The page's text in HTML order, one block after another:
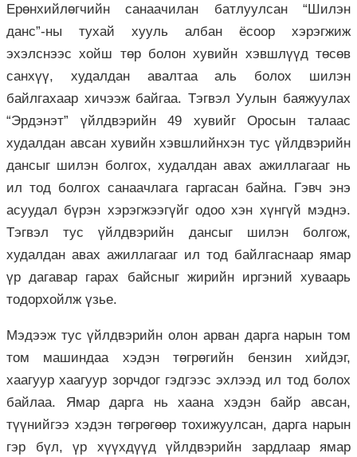
Ерөнхийлөгчийн санаачилан батлуулсан “Шилэн
данс”-ны тухай хууль албан ёсоор хэрэгжиж
эхэлснээс хойш төр болон хувийн хэвшлүүд төсөв
санхүү, худалдан авалтаа аль болох шилэн
байлгахаар хичээж байгаа. Тэгвэл Уулын баяжуулах
“Эрдэнэт” үйлдвэрийн 49 хувийг Оросын талаас
худалдан авсан хувийн хэвшлийнхэн тус үйлдвэрийн
дансыг шилэн болгох, худалдан авах ажиллагааг нь
ил тод болгох санаачлага гаргасан байна. Гэвч энэ
асуудал бүрэн хэрэгжээгүйг одоо хэн хүнгүй мэднэ.
Тэгвэл тус үйлдвэрийн дансыг шилэн болгож,
худалдан авах ажиллагааг ил тод байлгаснаар ямар
үр дагавар гарах байсныг жирийн иргэний хуваарь
тодорхойлж үзье.
Мэдээж тус үйлдвэрийн олон арван дарга нарын том
том машиндаа хэдэн төгрөгийн бензин хийдэг,
хаагуур хаагуур зорчдог гэдгээс эхлээд ил тод болох
байлаа. Ямар дарга нь хаана хэдэн байр авсан,
түүнийгээ хэдэн төгрөгөөр тохижуулсан, дарга нарын
гэр бүл, үр хүүхдүүд үйлдвэрийн зардлаар ямар